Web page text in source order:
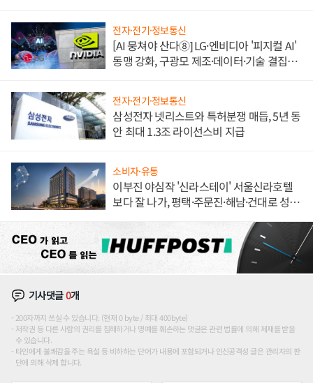
전자·전기·정보통신
[AI 뭉쳐야 산다⑧] LG·엔비디아 '피지컬 AI'
동맹 강화, 구광모 제조·데이터·기술 결집
전자·전기·정보통신
삼성전자 넷리스트와 특허분쟁 매듭, 5년 동
안 최대 1.3조 라이선스비 지급
소비자·유통
이부진 야심작 '신라스테이' 서울신라호텔
보다 잘 나가, 평택·주문진·해남·건대로 성
기사댓글0개
200자까지 쓰실 수 있습니다. (현재 0 byte / 최대 400byte)
저작권 등 다른 사람의 권리를 침해하거나 명예를 훼손하는 댓글은 관련 법률에 의해 제재를 받을
수 있습니다.
타인에게 불쾌감을 주는 욕설 등 비하하는 단어가 내용에 포함되거나 인신공격성 글은 관리자의 판
단에 의해 삭제 합니다.